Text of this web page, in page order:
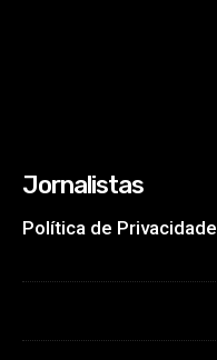
Jornalistas
Política de Privacidade